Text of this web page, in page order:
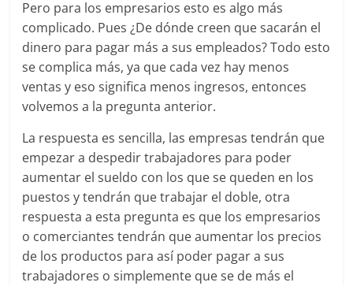
Pero para los empresarios esto es algo más
complicado. Pues ¿De dónde creen que sacarán el
dinero para pagar más a sus empleados? Todo esto
se complica más, ya que cada vez hay menos
ventas y eso significa menos ingresos, entonces
volvemos a la pregunta anterior.
La respuesta es sencilla, las empresas tendrán que
empezar a despedir trabajadores para poder
aumentar el sueldo con los que se queden en los
puestos y tendrán que trabajar el doble, otra
respuesta a esta pregunta es que los empresarios
o comerciantes tendrán que aumentar los precios
de los productos para así poder pagar a sus
trabajadores o simplemente que se de más el